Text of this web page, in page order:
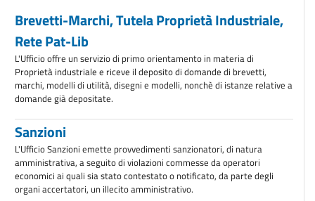
Brevetti-Marchi, Tutela Proprietà Industriale,
Rete Pat-Lib
L'Ufficio offre un servizio di primo orientamento in materia di
Proprietà industriale e riceve il deposito di domande di brevetti,
marchi, modelli di utilità, disegni e modelli, nonchè di istanze relative a
domande già depositate.
Sanzioni
L'Ufficio Sanzioni emette provvedimenti sanzionatori, di natura
amministrativa, a seguito di violazioni commesse da operatori
economici ai quali sia stato contestato o notificato, da parte degli
organi accertatori, un illecito amministrativo.